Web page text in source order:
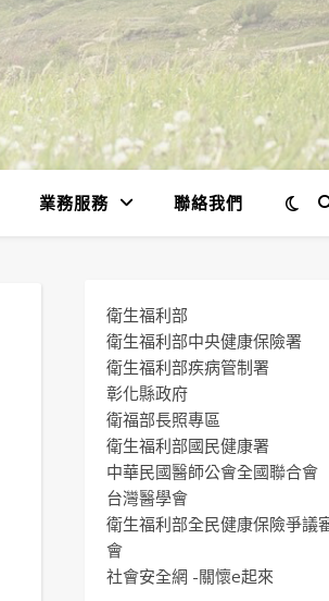
業務服務 聯絡我們
衛生福利部
衛生福利部中央健康保險署
衛生福利部疾病管制署
彰化縣政府
衛福部長照專區
衛生福利部國民健康署
中華民國醫師公會全國聯合會
台灣醫學會
衛生福利部全民健康保險爭議
會
社會安全網 -關懷e起來